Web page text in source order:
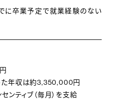
卒業予定で就業経験のない
年収は約3,350,000円
ンティブ（毎月）を支給